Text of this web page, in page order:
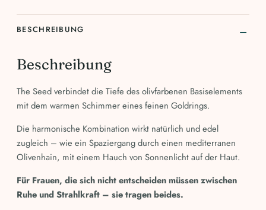
BESCHREIBUNG
Beschreibung
The Seed verbindet die Tiefe des olivfarbenen Basiselements
mit dem warmen Schimmer eines feinen Goldrings.
Die harmonische Kombination wirkt natürlich und edel
zugleich – wie ein Spaziergang durch einen mediterranen
Olivenhain, mit einem Hauch von Sonnenlicht auf der Haut.
Für Frauen, die sich nicht entscheiden müssen zwischen
Ruhe und Strahlkraft – sie tragen beides.